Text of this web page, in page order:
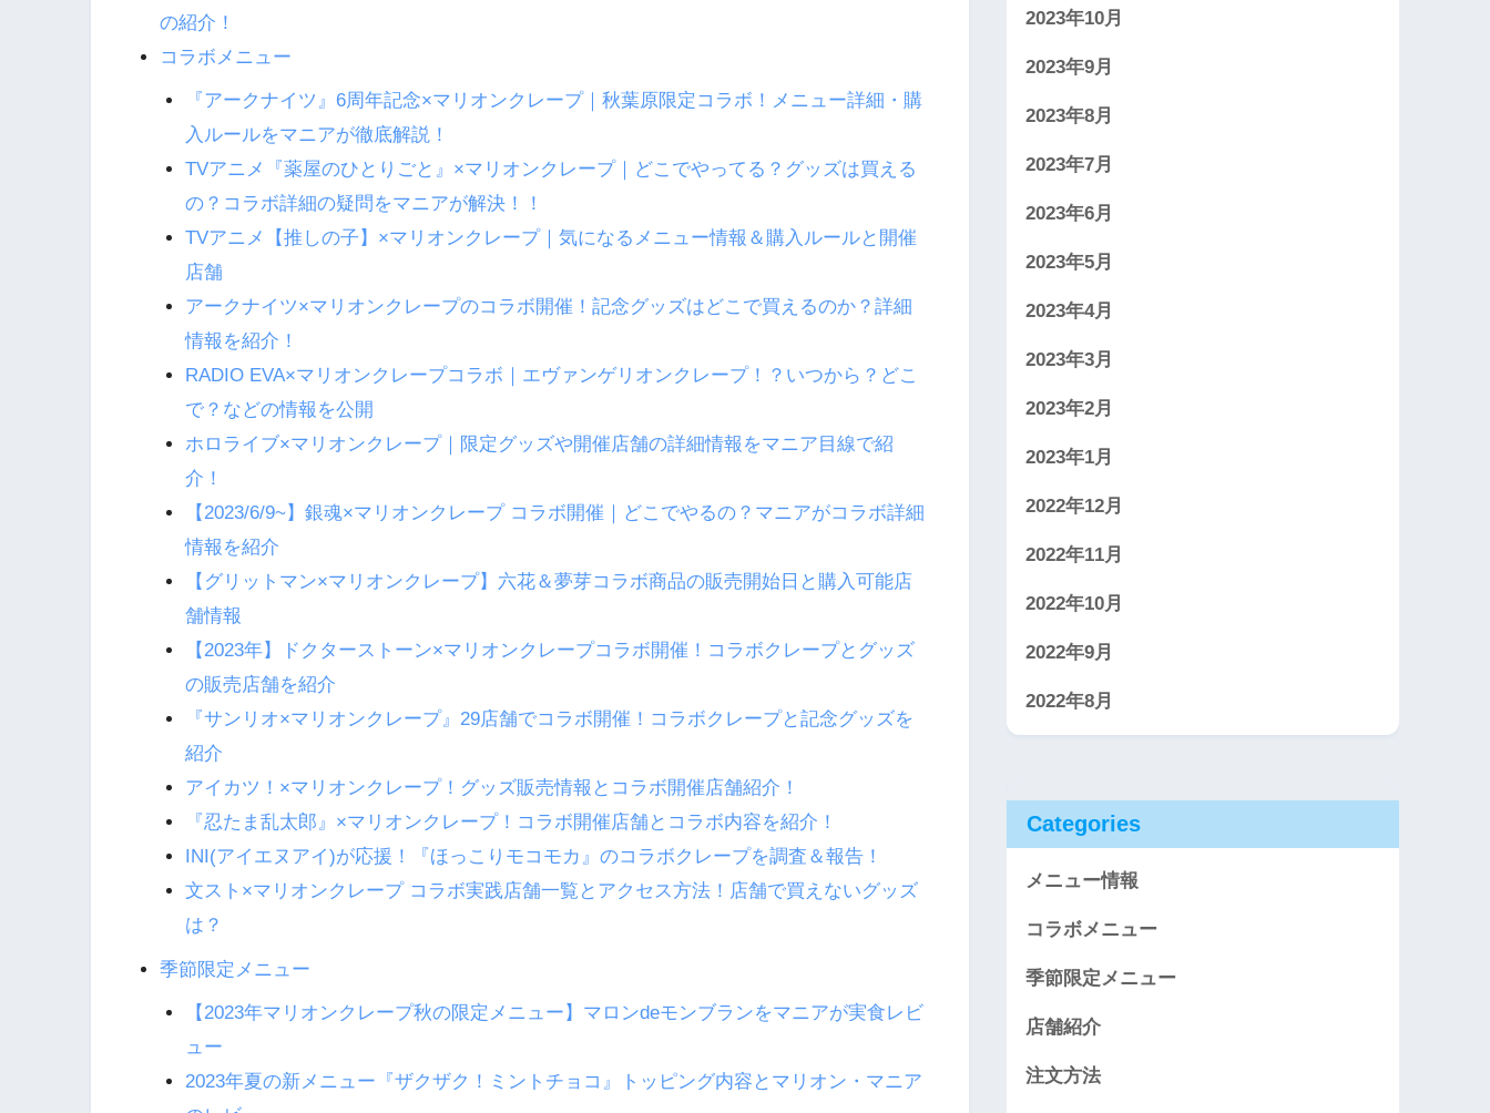
の紹介！
コラボメニュー
『アークナイツ』6周年記念×マリオンクレープ｜秋葉原限定コラボ！メニュー詳細・購
入ルールをマニアが徹底解説！
TVアニメ『薬屋のひとりごと』×マリオンクレープ｜どこでやってる？グッズは買える
の？コラボ詳細の疑問をマニアが解決！！
TVアニメ【推しの子】×マリオンクレープ｜気になるメニュー情報＆購入ルールと開催
店舗
アークナイツ×マリオンクレープのコラボ開催！記念グッズはどこで買えるのか？詳細
情報を紹介！
RADIO EVA×マリオンクレープコラボ｜エヴァンゲリオンクレープ！？いつから？どこ
で？などの情報を公開
ホロライブ×マリオンクレープ｜限定グッズや開催店舗の詳細情報をマニア目線で紹
介！
【2023/6/9~】銀魂×マリオンクレープ コラボ開催｜どこでやるの？マニアがコラボ詳細
情報を紹介
【グリットマン×マリオンクレープ】六花＆夢芽コラボ商品の販売開始日と購入可能店
舗情報
【2023年】ドクターストーン×マリオンクレープコラボ開催！コラボクレープとグッズ
の販売店舗を紹介
『サンリオ×マリオンクレープ』29店舗でコラボ開催！コラボクレープと記念グッズを
紹介
アイカツ！×マリオンクレープ！グッズ販売情報とコラボ開催店舗紹介！
『忍たま乱太郎』×マリオンクレープ！コラボ開催店舗とコラボ内容を紹介！
INI(アイエヌアイ)が応援！『ほっこりモコモカ』のコラボクレープを調査＆報告！
文スト×マリオンクレープ コラボ実践店舗一覧とアクセス方法！店舗で買えないグッズ
は？
季節限定メニュー
【2023年マリオンクレープ秋の限定メニュー】マロンdeモンブランをマニアが実食レビ
ュー
2023年夏の新メニュー『ザクザク！ミントチョコ』トッピング内容とマリオン・マニア
2023年10月
2023年9月
2023年8月
2023年7月
2023年6月
2023年5月
2023年4月
2023年3月
2023年2月
2023年1月
2022年12月
2022年11月
2022年10月
2022年9月
2022年8月
Categories
メニュー情報
コラボメニュー
季節限定メニュー
店舗紹介
注文方法